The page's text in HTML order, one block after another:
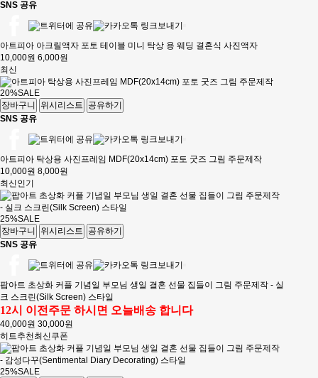
SNS 공유
아트피아 아크릴액자 포토 테이블 미니 탁상 용 웨딩 결혼식 사진액자
10,000원 6,000원
최신
20%SALE
장바구니
위시리스트
공유하기
SNS 공유
아트피아 탁상용 사진프레임 MDF(20x14cm) 포토 굿즈 그림 주문제작
10,000원 8,000원
최신인기
25%SALE
장바구니
위시리스트
공유하기
SNS 공유
팝아트 초상화 커플 기념일 부모님 생일 결혼 선물 집들이 그림 주문제작 - 실
크 스크린(Silk Screen) 스타일
12시 이전주문 하시면 오늘배송 합니다
40,000원 30,000원
히트추천최신쿠폰
25%SALE